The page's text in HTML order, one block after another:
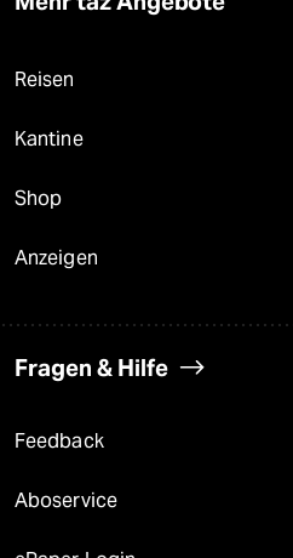
Reisen
Kantine
Shop
Anzeigen
Fragen & Hilfe
Feedback
Aboservice